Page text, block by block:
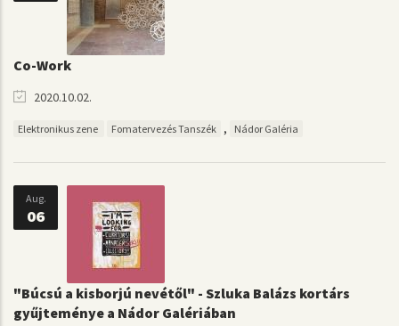
Co-Work
2020.10.02.
Elektronikus zene Fomatervezés Tanszék , Nádor Galéria
Aug.
06
"Búcsú a kisborjú nevétől" - Szluka Balázs kortárs
gyűjteménye a Nádor Galériában